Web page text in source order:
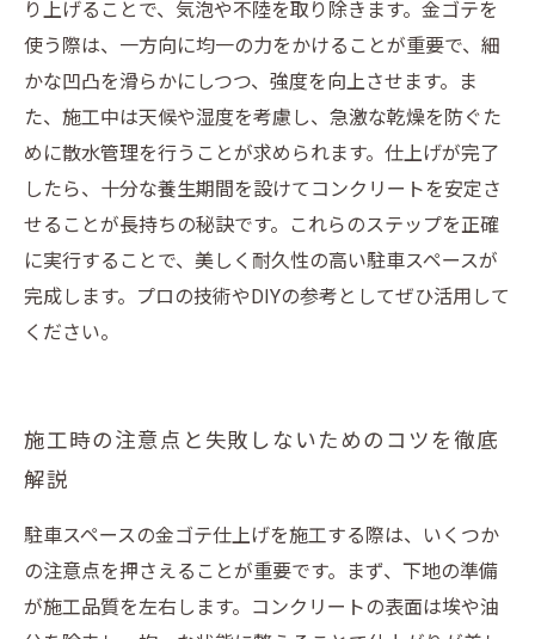
り上げることで、気泡や不陸を取り除きます。金ゴテを
使う際は、一方向に均一の力をかけることが重要で、細
かな凹凸を滑らかにしつつ、強度を向上させます。ま
た、施工中は天候や湿度を考慮し、急激な乾燥を防ぐた
めに散水管理を行うことが求められます。仕上げが完了
したら、十分な養生期間を設けてコンクリートを安定さ
せることが長持ちの秘訣です。これらのステップを正確
に実行することで、美しく耐久性の高い駐車スペースが
完成します。プロの技術やDIYの参考としてぜひ活用して
ください。
施工時の注意点と失敗しないためのコツを徹底
解説
駐車スペースの金ゴテ仕上げを施工する際は、いくつか
の注意点を押さえることが重要です。まず、下地の準備
が施工品質を左右します。コンクリートの表面は埃や油